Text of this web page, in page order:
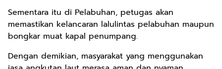
Sementara itu di Pelabuhan, petugas akan
memastikan kelancaran lalulintas pelabuhan maupun
bongkar muat kapal penumpang.
Dengan demikian, masyarakat yang menggunakan